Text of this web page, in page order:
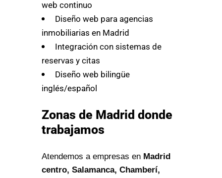
web continuo
Diseño web para agencias
inmobiliarias en Madrid
Integración con sistemas de
reservas y citas
Diseño web bilingüe
inglés/español
Zonas de Madrid donde
trabajamos
Atendemos a empresas en Madrid
centro, Salamanca, Chamberí,